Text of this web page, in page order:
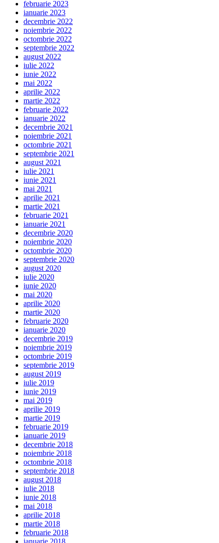
februarie 2023
ianuarie 2023
decembrie 2022
noiembrie 2022
octombrie 2022
septembrie 2022
august 2022
iulie 2022
iunie 2022
mai 2022
aprilie 2022
martie 2022
februarie 2022
ianuarie 2022
decembrie 2021
noiembrie 2021
octombrie 2021
septembrie 2021
august 2021
iulie 2021
iunie 2021
mai 2021
aprilie 2021
martie 2021
februarie 2021
ianuarie 2021
decembrie 2020
noiembrie 2020
octombrie 2020
septembrie 2020
august 2020
iulie 2020
iunie 2020
mai 2020
aprilie 2020
martie 2020
februarie 2020
ianuarie 2020
decembrie 2019
noiembrie 2019
octombrie 2019
septembrie 2019
august 2019
iulie 2019
iunie 2019
mai 2019
aprilie 2019
martie 2019
februarie 2019
ianuarie 2019
decembrie 2018
noiembrie 2018
octombrie 2018
septembrie 2018
august 2018
iulie 2018
iunie 2018
mai 2018
aprilie 2018
martie 2018
februarie 2018
ianuarie 2018